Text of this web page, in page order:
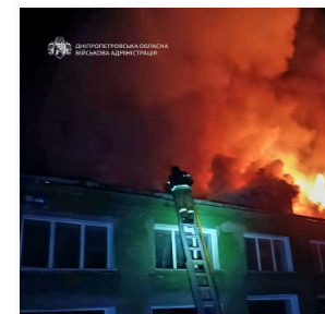
sikaruttoilmoituksista. Suomi on
ilmoittanut tuoreesta Virolahden
WOAH:n kautta että suoraan Venäjän
eläinlääkintäviranomaisille.
TV:lle tarkempia tietoja Suomen
afrikkalaisen sikaruton tapauksesta
eläintautitietojen vaihdosta […]